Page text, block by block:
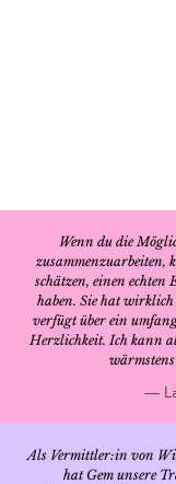
Wenn du die
zusammenzuarbeiten,
schätzen, einen echten
haben. Sie hat
verfügt über ein
Herzlichkeit. Ich kann
—
Als Vermittler:in von
hat Gem unsere